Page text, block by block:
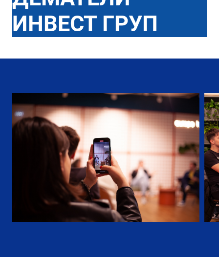
ИНВЕСТ ГРУП